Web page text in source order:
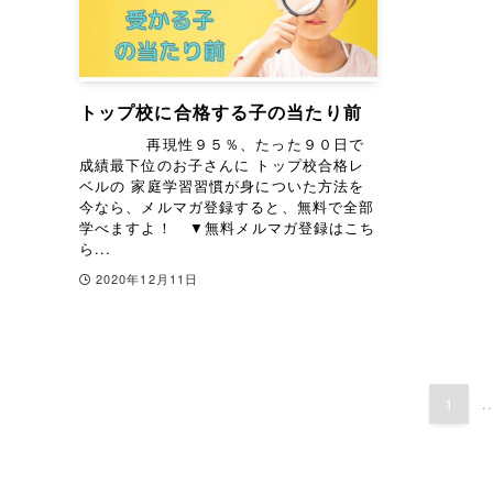
トップ校に合格する子の当たり前
再現性９５％、たった９０日で
成績最下位のお子さんに トップ校合格レ
ベルの 家庭学習習慣が身についた方法を
今なら、メルマガ登録すると、無料で全部
学べますよ！ ▼無料メルマガ登録はこち
ら...
2020年12月11日
1